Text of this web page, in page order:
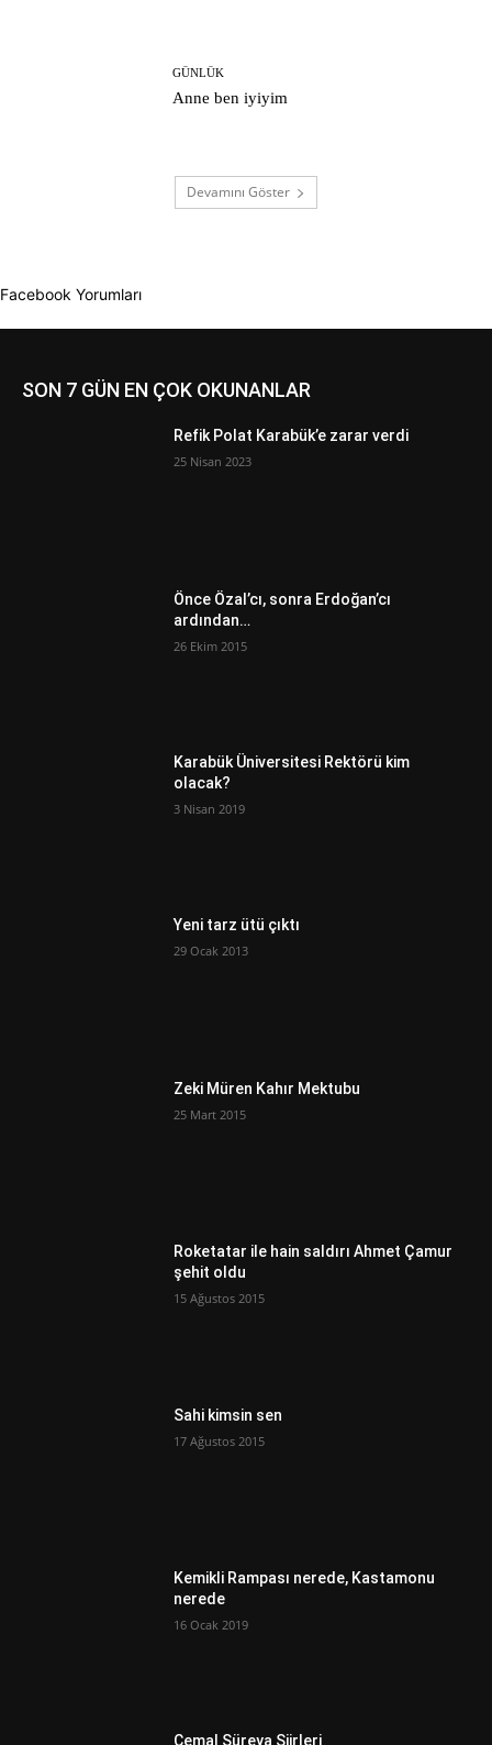
GÜNLÜK
Anne ben iyiyim
Devamını Göster
Facebook Yorumları
SON 7 GÜN EN ÇOK OKUNANLAR
Refik Polat Karabük’e zarar verdi
25 Nisan 2023
Önce Özal’cı, sonra Erdoğan’cı
ardından…
26 Ekim 2015
Karabük Üniversitesi Rektörü kim
olacak?
3 Nisan 2019
Yeni tarz ütü çıktı
29 Ocak 2013
Zeki Müren Kahır Mektubu
25 Mart 2015
Roketatar ile hain saldırı Ahmet Çamur
şehit oldu
15 Ağustos 2015
Sahi kimsin sen
17 Ağustos 2015
Kemikli Rampası nerede, Kastamonu
nerede
16 Ocak 2019
Cemal Süreya Şiirleri